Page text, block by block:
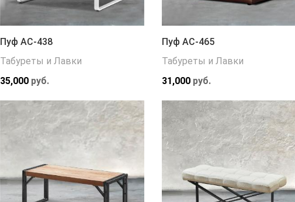
Пуф АС-438
Табуреты и Лавки
35,000руб.
Пуф АС-465
Табуреты и Лавки
31,000руб.